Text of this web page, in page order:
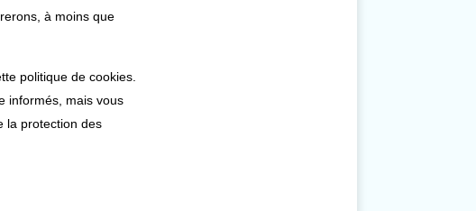
à moins que
politique de cookies.
informés, mais vous
la protection des